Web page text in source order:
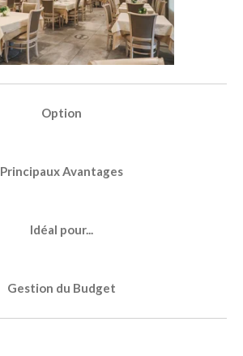
Option
Principaux Avantages
Idéal pour...
Gestion du Budget